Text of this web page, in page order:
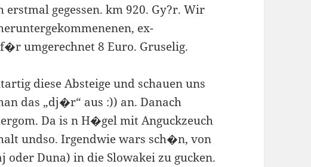
gegessen. km 920. Gy?r. Wir
ex-
umgerechnet 8 Euro. Gruselig.
diese Absteige und schauen uns
das „dj�r“ aus :)) an. Danach
Da is n H�gel mit Anguckzeuch
undso. Irgendwie wars sch�n, von
Duna) in die Slowakei zu gucken.